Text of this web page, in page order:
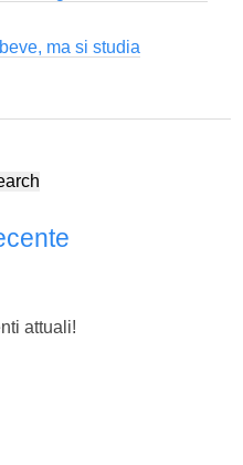
ma si studia
attuali!